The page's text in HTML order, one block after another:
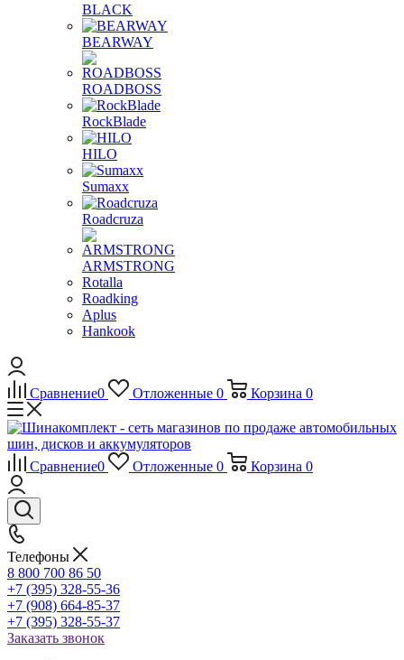
BLACK
BEARWAY
ROADBOSS
RockBlade
HILO
Sumaxx
Roadcruza
ARMSTRONG
Rotalla
Roadking
Aplus
Hankook
Сравнение0 Отложенные 0 Корзина 0
Сравнение0 Отложенные 0 Корзина 0
Телефоны
8 800 700 86 50
+7 (395) 328-55-36
+7 (908) 664-85-37
+7 (395) 328-55-37
Заказать звонок